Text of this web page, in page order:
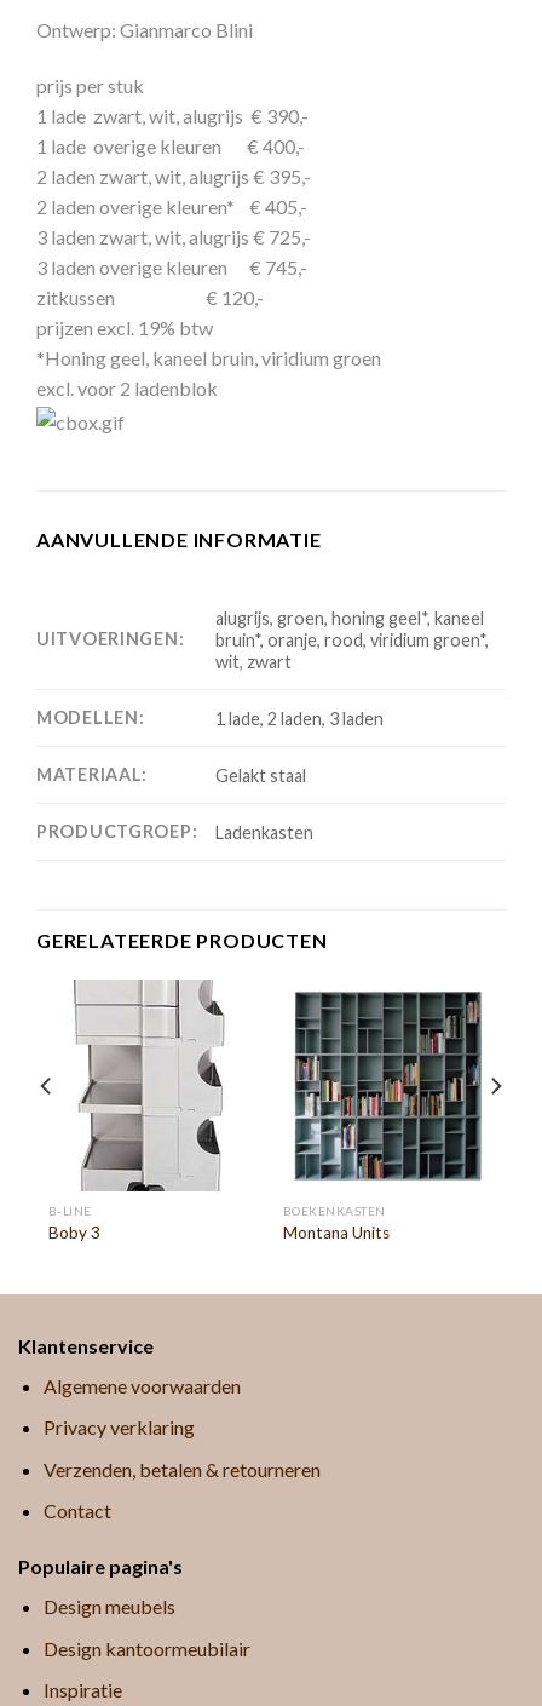
Ontwerp: Gianmarco Blini
prijs per stuk
1 lade zwart, wit, alugrijs € 390,-
1 lade overige kleuren € 400,-
2 laden zwart, wit, alugrijs € 395,-
2 laden overige kleuren* € 405,-
3 laden zwart, wit, alugrijs € 725,-
3 laden overige kleuren € 745,-
zitkussen € 120,-
prijzen excl. 19% btw
*Honing geel, kaneel bruin, viridium groen
excl. voor 2 ladenblok
AANVULLENDE INFORMATIE
UITVOERINGEN:
alugrijs, groen, honing geel*, kaneel
bruin*, oranje, rood, viridium groen*,
wit, zwart
MODELLEN: 1 lade, 2 laden, 3 laden
MATERIAAL: Gelakt staal
PRODUCTGROEP: Ladenkasten
GERELATEERDE PRODUCTEN
B-LINE
Boby 3
BOEKENKASTEN
Montana Units
Klantenservice
Algemene voorwaarden
Privacy verklaring
Verzenden, betalen & retourneren
Contact
Populaire pagina's
Design meubels
Design kantoormeubilair
Inspiratie